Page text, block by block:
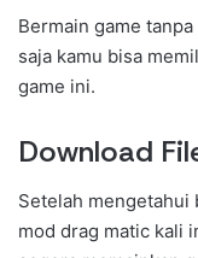
Bermain game
saja kamu bisa
game ini.
Download
Setelah mengetahui
mod drag matic kali